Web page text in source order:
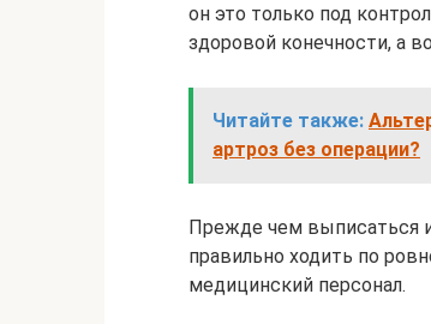
он это только под
здоровой конечности, а
Читайте также:
артроз без операции?
Прежде чем выписаться
правильно ходить по
медицинский персонал.